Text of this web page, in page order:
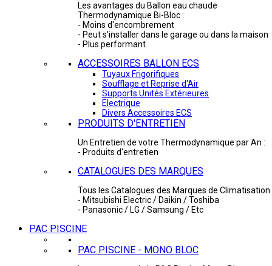
Les avantages du Ballon eau chaude
Thermodynamique Bi-Bloc :
- Moins d'encombrement
- Peut s'installer dans le garage ou dans la maison
- Plus performant
ACCESSOIRES BALLON ECS
Tuyaux Frigorifiques
Soufflage et Reprise d'Air
Supports Unités Extérieures
Electrique
Divers Accessoires ECS
PRODUITS D'ENTRETIEN
Un Entretien de votre Thermodynamique par An :
- Produits d'entretien
CATALOGUES DES MARQUES
Tous les Catalogues des Marques de Climatisation
- Mitsubishi Electric / Daikin / Toshiba
- Panasonic / LG / Samsung / Etc
PAC PISCINE
PAC PISCINE - MONO BLOC